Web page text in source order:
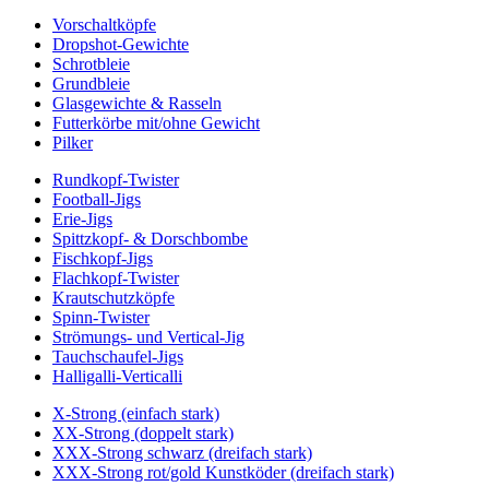
Vorschaltköpfe
Dropshot-Gewichte
Schrotbleie
Grundbleie
Glasgewichte & Rasseln
Futterkörbe mit/ohne Gewicht
Pilker
Rundkopf-Twister
Football-Jigs
Erie-Jigs
Spittzkopf- & Dorschbombe
Fischkopf-Jigs
Flachkopf-Twister
Krautschutzköpfe
Spinn-Twister
Strömungs- und Vertical-Jig
Tauchschaufel-Jigs
Halligalli-Verticalli
X-Strong (einfach stark)
XX-Strong (doppelt stark)
XXX-Strong schwarz (dreifach stark)
XXX-Strong rot/gold Kunstköder (dreifach stark)